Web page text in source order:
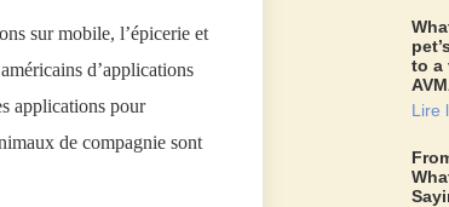
sur mobile, l’épicerie et
d’applications
applications pour
de compagnie sont
to a
Lire